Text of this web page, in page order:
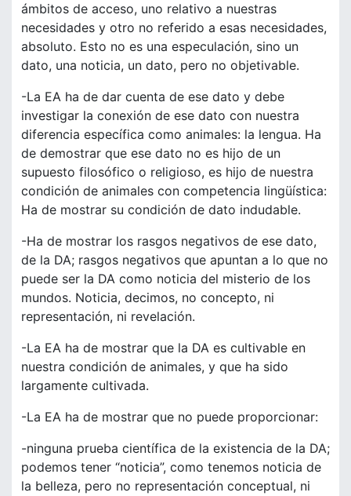
ámbitos de acceso, uno relativo a nuestras
necesidades y otro no referido a esas necesidades,
absoluto. Esto no es una especulación, sino un
dato, una noticia, un dato, pero no objetivable.
-La EA ha de dar cuenta de ese dato y debe
investigar la conexión de ese dato con nuestra
diferencia específica como animales: la lengua. Ha
de demostrar que ese dato no es hijo de un
supuesto filosófico o religioso, es hijo de nuestra
condición de animales con competencia lingüística:
Ha de mostrar su condición de dato indudable.
-Ha de mostrar los rasgos negativos de ese dato,
de la DA; rasgos negativos que apuntan a lo que no
puede ser la DA como noticia del misterio de los
mundos. Noticia, decimos, no concepto, ni
representación, ni revelación.
-La EA ha de mostrar que la DA es cultivable en
nuestra condición de animales, y que ha sido
largamente cultivada.
-La EA ha de mostrar que no puede proporcionar:
-ninguna prueba científica de la existencia de la DA;
podemos tener “noticia”, como tenemos noticia de
la belleza, pero no representación conceptual, ni